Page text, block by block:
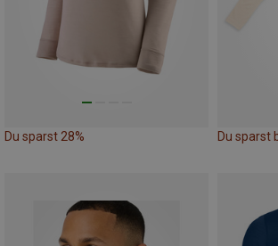
Du sparst 28% Du sparst